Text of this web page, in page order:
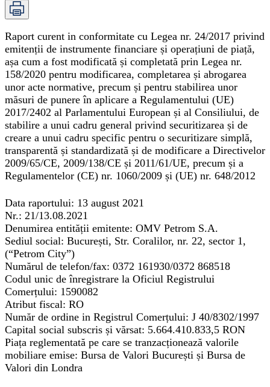
Raport curent in conformitate cu Legea nr. 24/2017 privind
emitenții de instrumente financiare și operațiuni de piață,
așa cum a fost modificată și completată prin Legea nr.
158/2020 pentru modificarea, completarea și abrogarea
unor acte normative, precum și pentru stabilirea unor
măsuri de punere în aplicare a Regulamentului (UE)
2017/2402 al Parlamentului European și al Consiliului, de
stabilire a unui cadru general privind securitizarea și de
creare a unui cadru specific pentru o securitizare simplă,
transparentă și standardizată și de modificare a Directivelor
2009/65/CE, 2009/138/CE și 2011/61/UE, precum și a
Regulamentelor (CE) nr. 1060/2009 și (UE) nr. 648/2012
Data raportului: 13 august 2021
Nr.: 21/13.08.2021
Denumirea entității emitente: OMV Petrom S.A.
Sediul social: București, Str. Coralilor, nr. 22, sector 1,
(“Petrom City”)
Numărul de telefon/fax: 0372 161930/0372 868518
Codul unic de înregistrare la Oficiul Registrului
Comerțului: 1590082
Atribut fiscal: RO
Număr de ordine in Registrul Comerțului: J 40/8302/1997
Capital social subscris și vărsat: 5.664.410.833,5 RON
Piața reglementată pe care se tranzacționează valorile
mobiliare emise: Bursa de Valori București și Bursa de
Valori din Londra